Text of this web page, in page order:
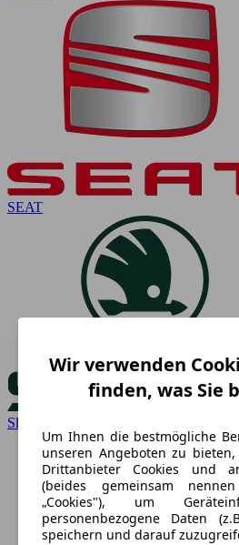
SEAT
Skoda
Wir verwenden
finden, was Sie
Um Ihnen die bestmögliche
unseren Angeboten zu
Drittanbieter Cookies und
(beides gemeinsam
„Cookies"), um
personenbezogene Daten
speichern und darauf